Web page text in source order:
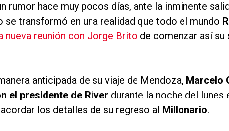
rumor hace muy pocos días, ante la inminente
se transformó en una realidad que todo el mundo
nueva reunión con Jorge Brito de comenzar así su
anticipada de su viaje de Mendoza, Marcelo
el presidente de River durante la noche del lunes
los detalles de su regreso al Millonario.